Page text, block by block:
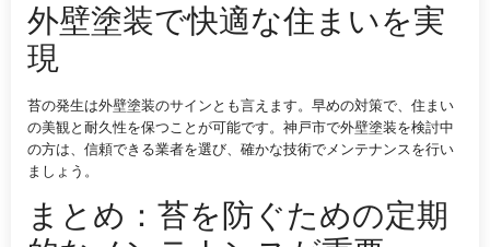
外壁塗装で快適な住まいを実
現
苔の発生は外壁塗装のサインとも言えます。早めの対策で、住まい
の美観と耐久性を保つことが可能です。神戸市で外壁塗装を検討中
の方は、信頼できる業者を選び、確かな技術でメンテナンスを行い
ましょう。
まとめ：苔を防ぐための定期